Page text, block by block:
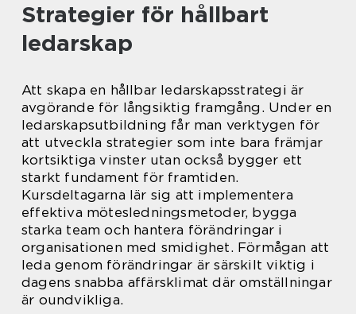
Strategier för hållbart
ledarskap
Att skapa en hållbar ledarskapsstrategi är
avgörande för långsiktig framgång. Under en
ledarskapsutbildning får man verktygen för
att utveckla strategier som inte bara främjar
kortsiktiga vinster utan också bygger ett
starkt fundament för framtiden.
Kursdeltagarna lär sig att implementera
effektiva mötesledningsmetoder, bygga
starka team och hantera förändringar i
organisationen med smidighet. Förmågan att
leda genom förändringar är särskilt viktig i
dagens snabba affärsklimat där omställningar
är oundvikliga.